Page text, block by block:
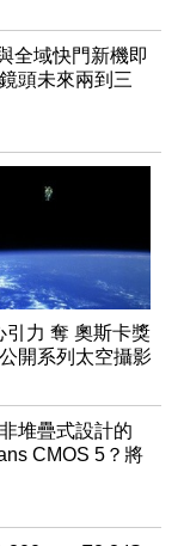
全域快門新機即
頭未來兩到三
引力 奪 奧斯卡獎
開系列太空攝影
堆疊式設計的
CMOS 5？將